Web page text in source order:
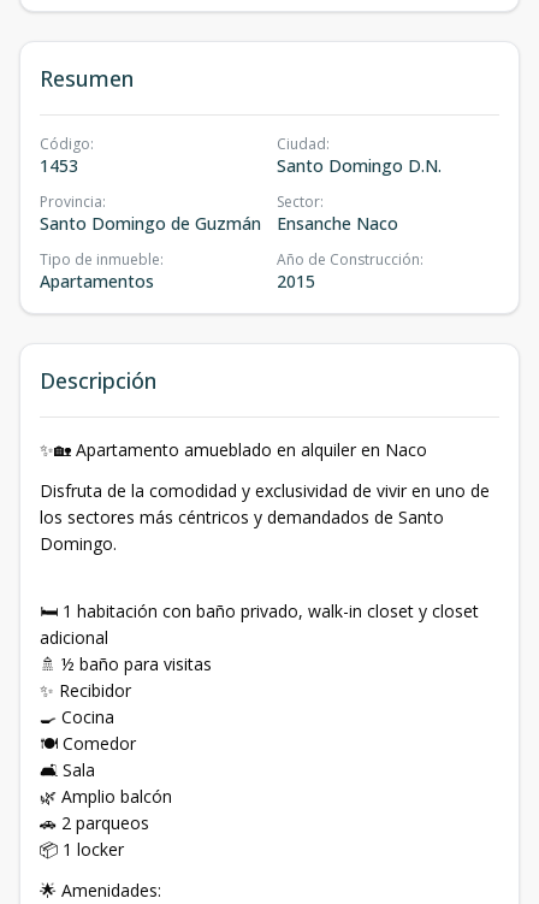
Resumen
Código:
1453
Ciudad:
Santo Domingo D.N.
Provincia:
Santo Domingo de Guzmán
Sector:
Ensanche Naco
Tipo de inmueble:
Apartamentos
Año de Construcción:
2015
Descripción
✨🏡 Apartamento amueblado en alquiler en Naco
Disfruta de la comodidad y exclusividad de vivir en uno de
los sectores más céntricos y demandados de Santo
Domingo.
🛏️ 1 habitación con baño privado, walk-in closet y closet
adicional
🚿 ½ baño para visitas
✨ Recibidor
🍳 Cocina
🍽️ Comedor
🛋️ Sala
🌿 Amplio balcón
🚗 2 parqueos
📦 1 locker
🌟 Amenidades: